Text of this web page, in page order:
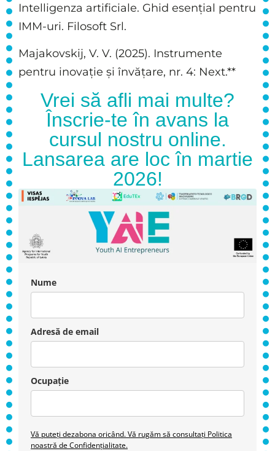
Intelligenza artificiale. Ghid esențial pentru
IMM-uri. Filosoft Srl.
Majakovskij, V. V. (2025). Instrumente
pentru inovație și învățare, nr. 4: Next.**
Vrei să afli mai multe?
Înscrie-te în avans la
cursul nostru online.
Lansarea are loc în martie
2026!
Nume
Adresă de email
Ocupație
Vă puteți dezabona oricând. Vă rugăm să consultați Politica
noastră de Confidențialitate.